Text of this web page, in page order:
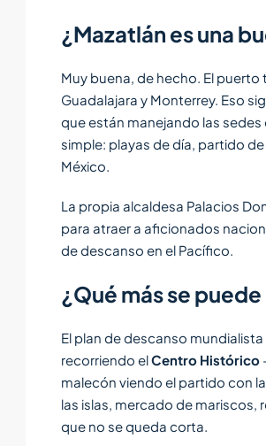
¿Mazatlán es una
Muy buena, de hecho. El puerto
Guadalajara y Monterrey. Eso
que están manejando las
simple: playas de día, partido
México.
La propia alcaldesa Palacios
para atraer a aficionados
de descanso en el Pacífico.
¿Qué más se
El plan de descanso
recorriendo elCentro Histórico
malecón viendo el partido con
las islas, mercado de mariscos,
que no se queda corta.